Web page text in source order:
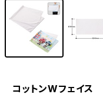
コットンWフェイ